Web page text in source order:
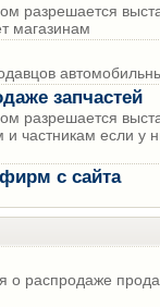
разрешается
магазинам
запчастей
разрешается
частникам если у
с сайта
распродаже